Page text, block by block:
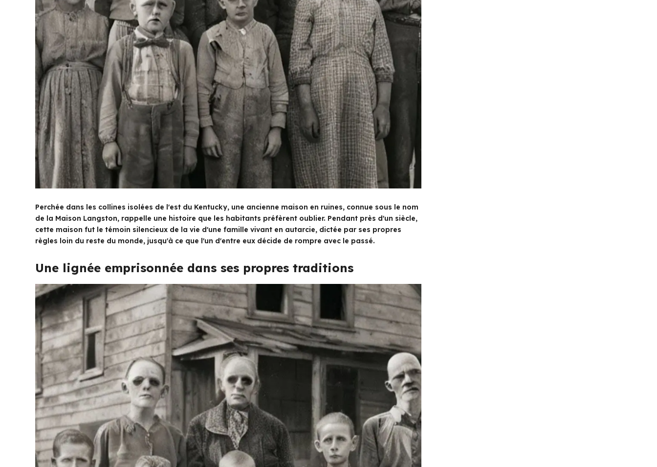
Perchée dans les collines isolées de l'est du Kentucky, une ancienne maison en ruines, connue sous le nom
de la Maison Langston, rappelle une histoire que les habitants préfèrent oublier. Pendant près d'un siècle,
cette maison fut le témoin silencieux de la vie d'une famille vivant en autarcie, dictée par ses propres
règles loin du reste du monde, jusqu'à ce que l'un d'entre eux décide de rompre avec le passé.
Une lignée emprisonnée dans ses propres traditions